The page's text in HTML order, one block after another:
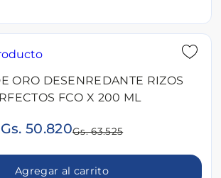
ORO DESENREDANTE RIZOS
FCO X 200 ML
Gs. 50.820Gs. 63.525
Agregar al carrito